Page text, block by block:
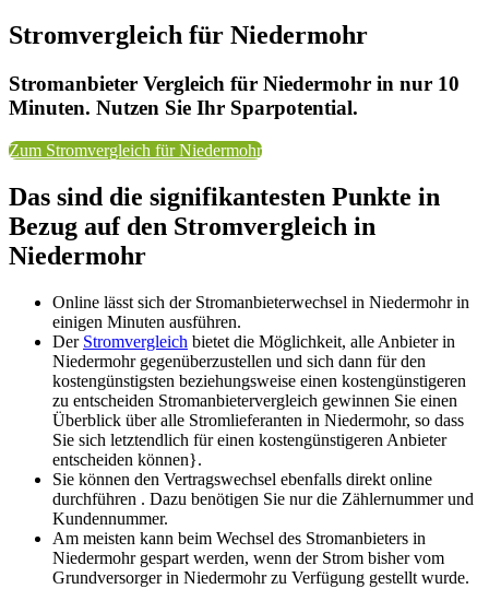
Stromvergleich für Niedermohr
Stromanbieter Vergleich für Niedermohr in nur 10
Minuten. Nutzen Sie Ihr Sparpotential.
Zum Stromvergleich für Niedermohr
Das sind die signifikantesten Punkte in
Bezug auf den Stromvergleich in
Niedermohr
Online lässt sich der Stromanbieterwechsel in Niedermohr in
einigen Minuten ausführen.
Der Stromvergleich bietet die Möglichkeit, alle Anbieter in
Niedermohr gegenüberzustellen und sich dann für den
kostengünstigsten beziehungsweise einen kostengünstigeren
zu entscheiden Stromanbietervergleich gewinnen Sie einen
Überblick über alle Stromlieferanten in Niedermohr, so dass
Sie sich letztendlich für einen kostengünstigeren Anbieter
entscheiden können}.
Sie können den Vertragswechsel ebenfalls direkt online
durchführen . Dazu benötigen Sie nur die Zählernummer und
Kundennummer.
Am meisten kann beim Wechsel des Stromanbieters in
Niedermohr gespart werden, wenn der Strom bisher vom
Grundversorger in Niedermohr zu Verfügung gestellt wurde.